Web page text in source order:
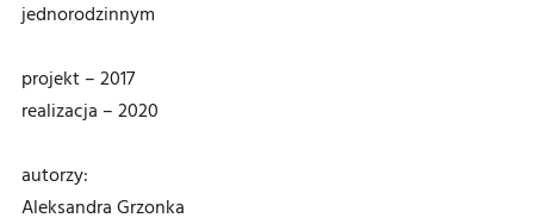
jednorodzinnym
projekt – 2017
realizacja – 2020
autorzy:
Aleksandra Grzonka